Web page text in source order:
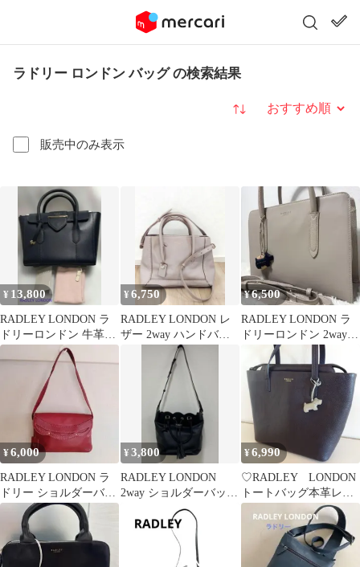
ラドリー ロンドン バッグ の検索結果
販売中のみ表示
並び替え
¥ 13,800
RADLEY LONDON ラ
ドリーロンドン 牛革
2wayバッグ 新品・未使
用
¥6,750
RADLEY LONDON レ
ザー 2way ハンドバッ
グ ショルダー ピンク
¥6,500
RADLEY LONDON ラ
ドリーロンドン 2way
トートバッグ グレージ
ュ
¥6,000
RADLEY LONDON ラ
ドリー ショルダーバッ
グ 本革 レッド
¥3,800
RADLEY LONDON
2way ショルダーバッグ
¥6,990
♡RADLEY LONDON
トートバッグ本革レザ
ー舟形A4テリアチャー
ム付きネイビー